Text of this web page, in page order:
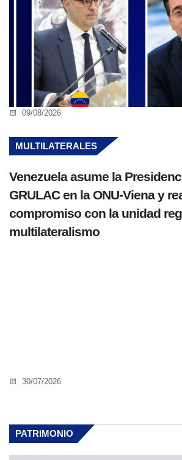
09/08/2026
MULTILATERALES
Venezuela asume la
GRULAC en la ONU-Viena y
compromiso con la unidad
multilateralismo
30/07/2026
PATRIMONIO